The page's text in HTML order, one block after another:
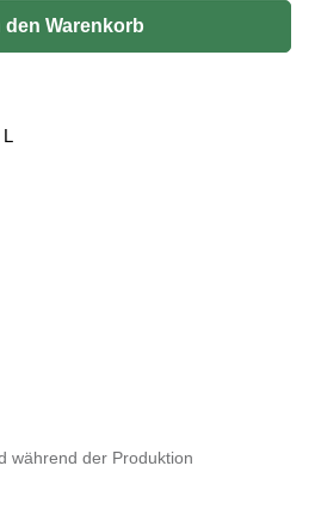
benutze die Schaltflächen um die Anzahl zu
den Warenkorb
L
während der Produktion